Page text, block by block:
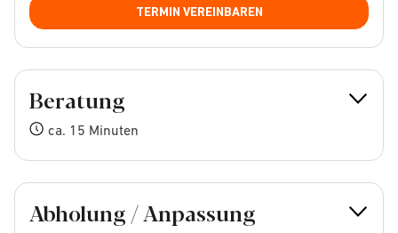
TERMIN VEREINBAREN
Beratung
ca. 15 Minuten
Abholung / Anpassung